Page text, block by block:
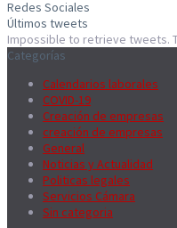
Redes Sociales
Últimos tweets
Impossible to retrieve tweets.
Categorías
Calendarios laborales
COVID-19
Creación de empresas
creación de empresas
General
Noticias y Actualidad
Politicas legales
Servicios Cámara
Sin categoria